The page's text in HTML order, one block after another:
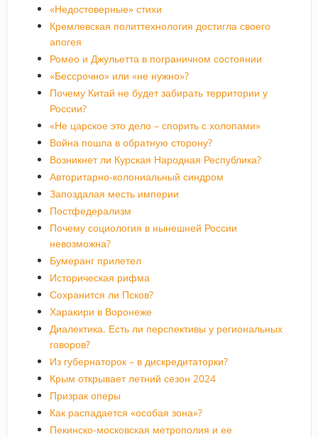
«Недостоверные» стихи
Кремлевская политтехнология достигла своего
апогея
Ромео и Джульетта в пограничном состоянии
«Бессрочно» или «не нужно»?
Почему Китай не будет забирать территории у
России?
«Не царское это дело – спорить с холопами»
Война пошла в обратную сторону?
Возникнет ли Курская Народная Республика?
Авторитарно-колониальный синдром
Запоздалая месть империи
Постфедерализм
Почему социология в нынешней России
невозможна?
Бумеранг прилетел
Историческая рифма
Сохранится ли Псков?
Харакири в Воронеже
Диалектика. Есть ли перспективы у региональных
говоров?
Из губернаторок – в дискредитаторки?
Крым открывает летний сезон 2024
Призрак оперы
Как распадается «особая зона»?
Пекинско-московская метрополия и ее